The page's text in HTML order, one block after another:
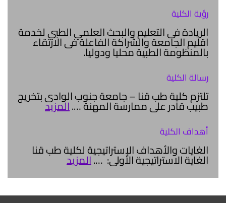
أهداف الكلية
الغايات والأهداف الإستراتيجية لكلية طب قنا
الغاية الاستراتيجية الأولى: ….المزيد
رسالة الكلية
تلتزم كلية طب قنا – جامعة جنوب الوادى بتخريج
طبيب قادر على ممارسة المهنة….المزيد
رؤية الكلية
الريادة فى التعليم والبحث العلمي الطبي لخدمة
اقليم الجامعة والشراكة الفاعلة فى الارتقاء
بالمنظومة الطبية محليا ودوليا.